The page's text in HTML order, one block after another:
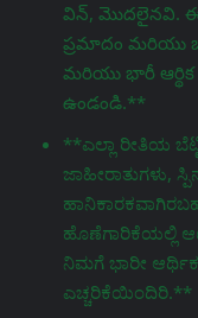
విన్, మొదలైనవి. ఈ
ప్రమాదం మరియు
మరియు భారీ ఆర్థిక
ఉండండి.**
**ಎಲ್ಲಾ ರೀತಿಯ
ಜಾಹೀರಾತುಗಳು,
ಹೊಣೆಗಾರಿಕೆಯಲ್ಲಿ
ನಿಮಗೆ ಭಾರೀ
ಎಚ್ಚರಿಕೆಯಿಂದಿರಿ.**